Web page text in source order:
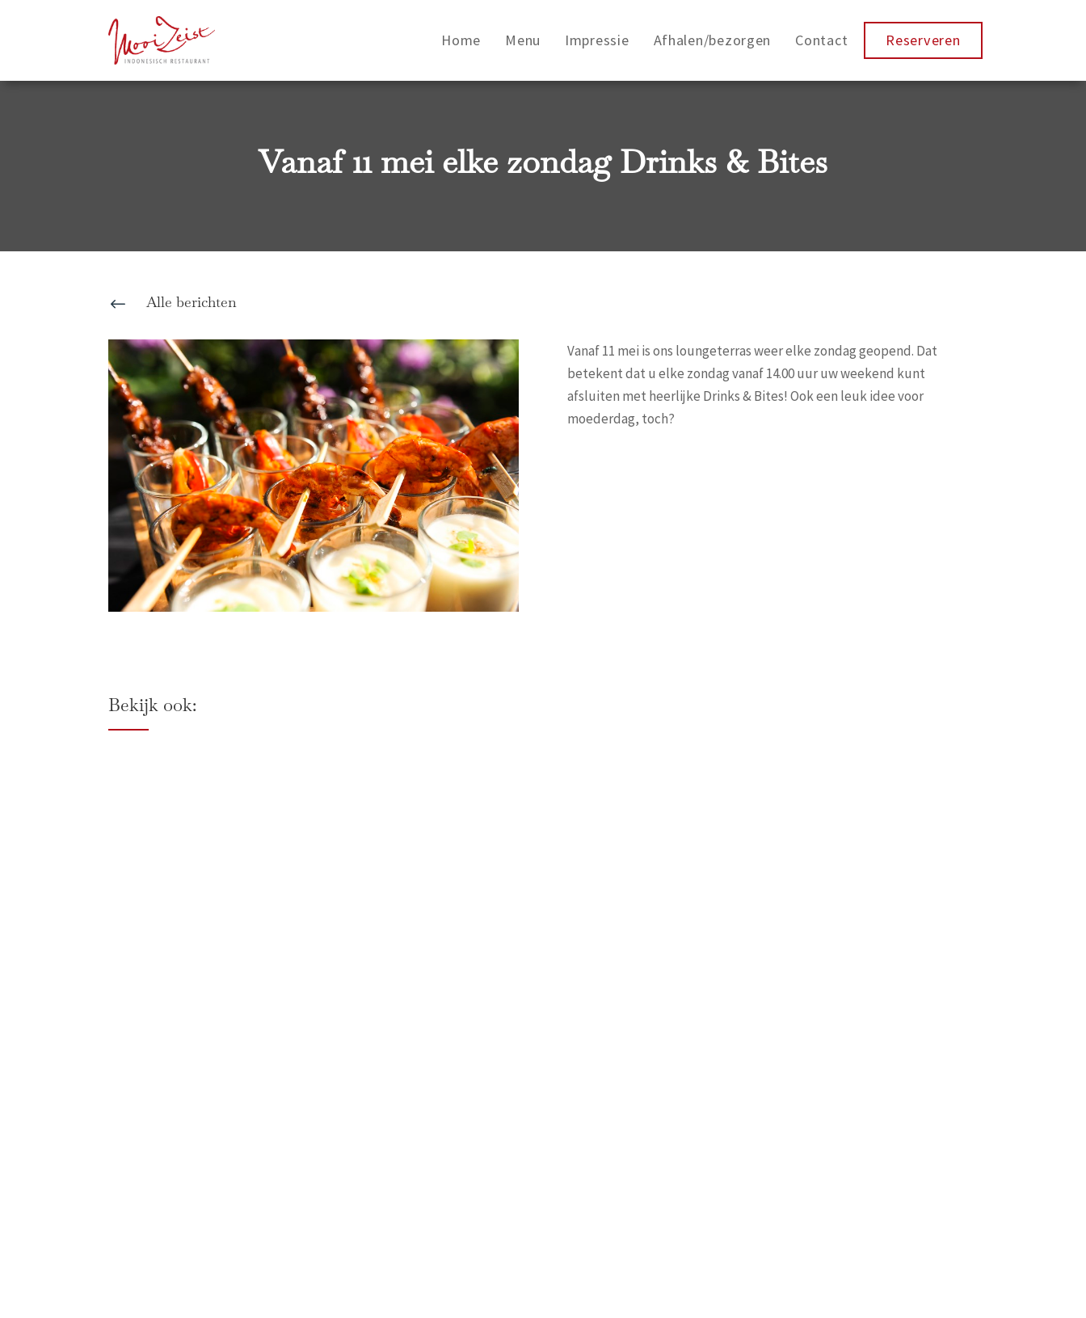
Home Menu Impressie Afhalen/bezorgen Contact Reserveren
Vanaf 11 mei elke zondag Drinks & Bites
# Alle berichten
Vanaf 11 mei is ons loungeterras weer elke zondag geopend. Dat
betekent dat u elke zondag vanaf 14.00 uur uw weekend kunt
afsluiten met heerlijke Drinks & Bites! Ook een leuk idee voor
moederdag, toch?
Bekijk ook: